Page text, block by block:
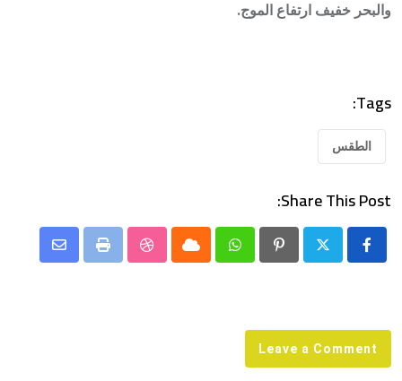
والبحر خفيف ارتفاع الموج.
Tags:
الطقس
Share This Post:
Pinterest
Whatsapp
Cloud
StumbleUpon
Print
Share
Leave a Comment